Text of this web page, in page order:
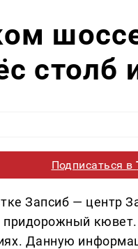
столб
Подписаться в
Запсиб — центр
Данную